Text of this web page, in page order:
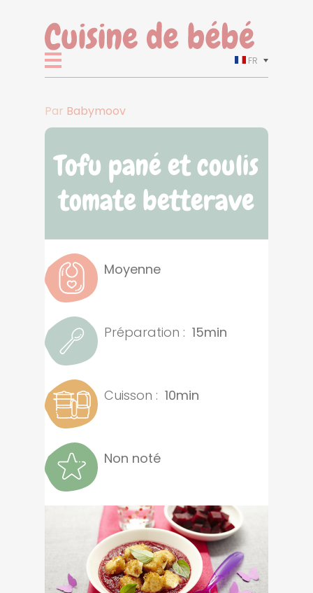
FR
Par Babymoov
Tofu pané et coulis
tomate betterave
Moyenne
Préparation : 15min
Cuisson : 10min
Non noté